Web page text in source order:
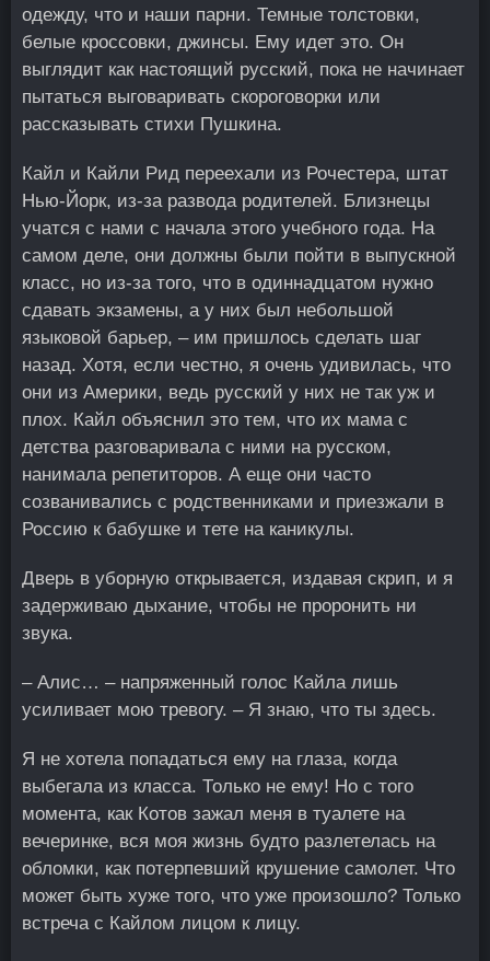
одежду, что и наши парни. Темные толстовки,
белые кроссовки, джинсы. Ему идет это. Он
выглядит как настоящий русский, пока не начинает
пытаться выговаривать скороговорки или
рассказывать стихи Пушкина.
Кайл и Кайли Рид переехали из Рочестера, штат
Нью-Йорк, из-за развода родителей. Близнецы
учатся с нами с начала этого учебного года. На
самом деле, они должны были пойти в выпускной
класс, но из-за того, что в одиннадцатом нужно
сдавать экзамены, а у них был небольшой
языковой барьер, – им пришлось сделать шаг
назад. Хотя, если честно, я очень удивилась, что
они из Америки, ведь русский у них не так уж и
плох. Кайл объяснил это тем, что их мама с
детства разговаривала с ними на русском,
нанимала репетиторов. А еще они часто
созванивались с родственниками и приезжали в
Россию к бабушке и тете на каникулы.
Дверь в уборную открывается, издавая скрип, и я
задерживаю дыхание, чтобы не проронить ни
звука.
– Алис… – напряженный голос Кайла лишь
усиливает мою тревогу. – Я знаю, что ты здесь.
Я не хотела попадаться ему на глаза, когда
выбегала из класса. Только не ему! Но с того
момента, как Котов зажал меня в туалете на
вечеринке, вся моя жизнь будто разлетелась на
обломки, как потерпевший крушение самолет. Что
может быть хуже того, что уже произошло? Только
встреча с Кайлом лицом к лицу.